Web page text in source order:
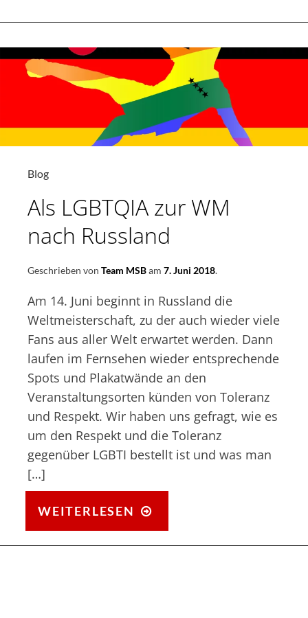
Blog
Als LGBTQIA zur WM
nach Russland
Geschrieben von Team MSBam 7. Juni 2018.
Am 14. Juni beginnt in Russland die
Weltmeisterschaft, zu der auch wieder viele
Fans aus aller Welt erwartet werden. Dann
laufen im Fernsehen wieder entsprechende
Spots und Plakatwände an den
Veranstaltungsorten künden von Toleranz
und Respekt. Wir haben uns gefragt, wie es
um den Respekt und die Toleranz
gegenüber LGBTI bestellt ist und was man
[…]
WEITERLESEN
LGBTQIA
ZUR